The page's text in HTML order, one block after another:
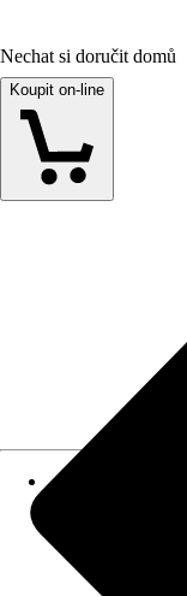
Nechat si doručit domů
Koupit on-line